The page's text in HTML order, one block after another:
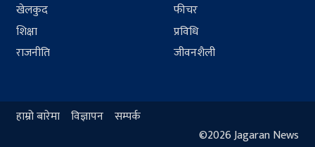
खेलकुद
शिक्षा
राजनीति
फीचर
प्रविधि
जीवनशैली
हाम्रो बारेमा विज्ञापन सम्पर्क
©2026 Jagaran News